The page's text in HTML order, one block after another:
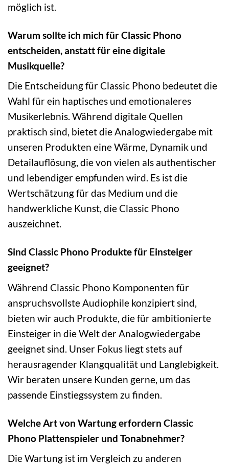
möglich ist.
Warum sollte ich mich für Classic Phono
entscheiden, anstatt für eine digitale
Musikquelle?
Die Entscheidung für Classic Phono bedeutet die
Wahl für ein haptisches und emotionaleres
Musikerlebnis. Während digitale Quellen
praktisch sind, bietet die Analogwiedergabe mit
unseren Produkten eine Wärme, Dynamik und
Detailauflösung, die von vielen als authentischer
und lebendiger empfunden wird. Es ist die
Wertschätzung für das Medium und die
handwerkliche Kunst, die Classic Phono
auszeichnet.
Sind Classic Phono Produkte für Einsteiger
geeignet?
Während Classic Phono Komponenten für
anspruchsvollste Audiophile konzipiert sind,
bieten wir auch Produkte, die für ambitionierte
Einsteiger in die Welt der Analogwiedergabe
geeignet sind. Unser Fokus liegt stets auf
herausragender Klangqualität und Langlebigkeit.
Wir beraten unsere Kunden gerne, um das
passende Einstiegssystem zu finden.
Welche Art von Wartung erfordern Classic
Phono Plattenspieler und Tonabnehmer?
Die Wartung ist im Vergleich zu anderen